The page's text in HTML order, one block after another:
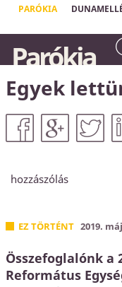
PARÓKIA
gonoszságaikkal
bűneikről nem
Zsidók 8,12
Parókia
Egyek
hozzászólás
EZ TÖRTÉNT 2019.
Összefoglalónk a
Református